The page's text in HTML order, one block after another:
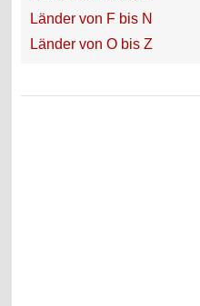
Länder von F bis N
Länder von O bis Z